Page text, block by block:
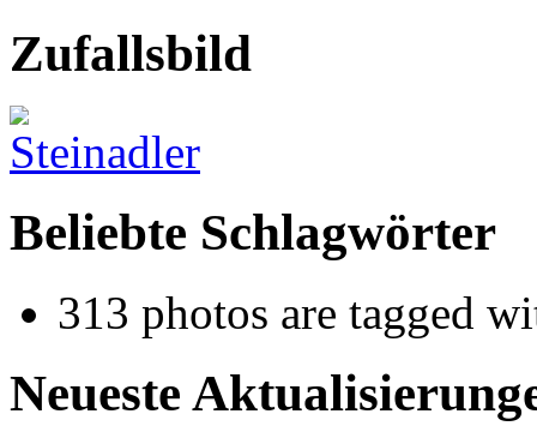
Zufallsbild
Beliebte Schlagwörter
313 photos are tagged
Neueste